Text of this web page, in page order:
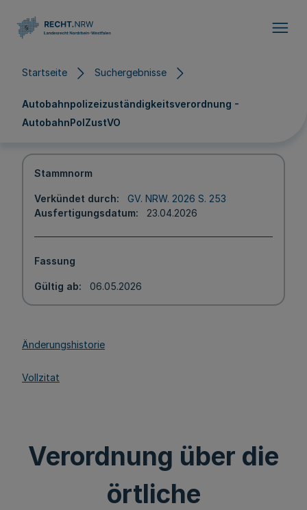
Startseite Suchergebnisse
Autobahnpolizeizuständigkeitsverordnung -
AutobahnPolZustVO
Stammnorm
Verkündet durch
GV. NRW. 2026 S. 253
Ausfertigungsdatum
23.04.2026
Fassung
Gültig ab 06.05.2026
Änderungshistorie
Vollzitat
Verordnung über die
örtliche